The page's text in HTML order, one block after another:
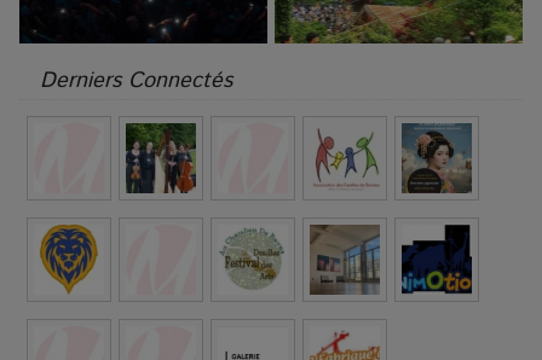
Derniers Connectés